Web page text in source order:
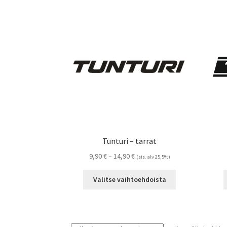
Tunturi – tarrat
9,90€– 14,90€Hintaluokka:
-
(sis. alv 25,5%)
Valitse vaihtoehdoista